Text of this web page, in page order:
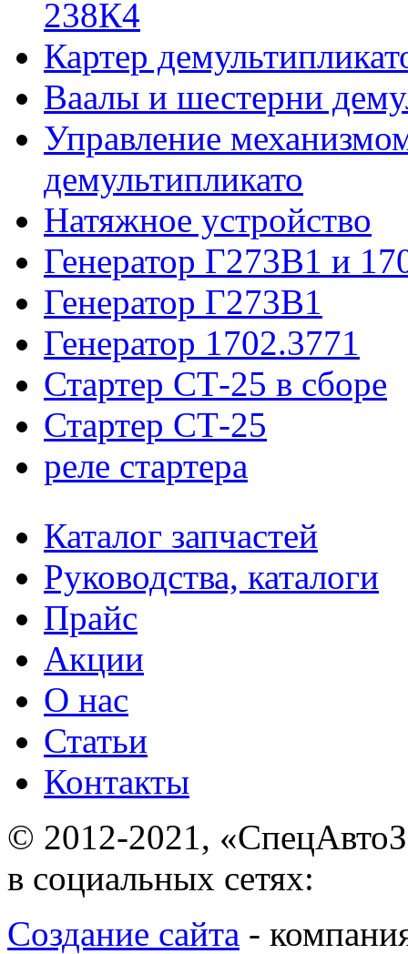
238К4
Картер
Ваалы и шестерни
Управление
демультипликато
Натяжное устройство
Генератор Г273В1 и
Генератор Г273В1
Генератор 1702.3771
Стартер СТ-25 в сборе
Стартер СТ-25
реле стартера
Каталог запчастей
Руководства, каталоги
Прайс
Акции
О нас
Статьи
Контакты
© 2012-2021,
в социальных сетях:
Создание сайта -